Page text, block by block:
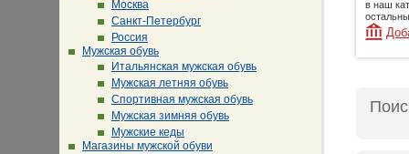
Москва
Санкт-Петербург
Россия
Мужская обувь
Итальянская мужская обувь
Мужская летняя обувь
Спортивная мужская обувь
Мужская зимняя обувь
Мужские кеды
Магазины мужской обуви
в наш